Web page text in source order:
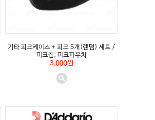
기타 피크케이스 + 피크 5개(랜덤) 세트 /
피크집, 피크파우치
3,000원